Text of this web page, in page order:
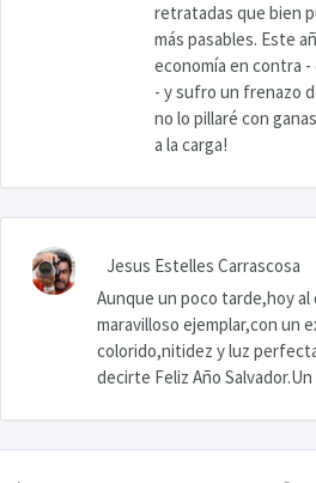
retratadas que bien
más pasables. Este
economía en contra
- y sufro un frenazo
no lo pillaré con
a la carga!
Jesus Estelles Carrascosa
Aunque un poco tarde,hoy
maravilloso ejemplar,con un
colorido,nitidez y luz
decirte Feliz Año